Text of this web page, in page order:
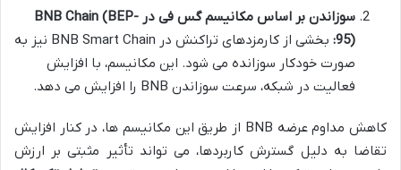
سوزاندن بر اساس مکانیسم گس فی در BNB Chain (BEP-
95):
بخشی از کارمزدهای تراکنش در BNB Smart Chain نیز به
صورت خودکار سوزانده می شود. این مکانیسم، با افزایش
فعالیت در شبکه، سرعت سوزاندن BNB را افزایش می دهد.
کاهش مداوم عرضه BNB از طریق این مکانیسم ها، در کنار افزایش
تقاضا به دلیل گسترش کاربردها، می تواند تأثیر مثبتی بر ارزش